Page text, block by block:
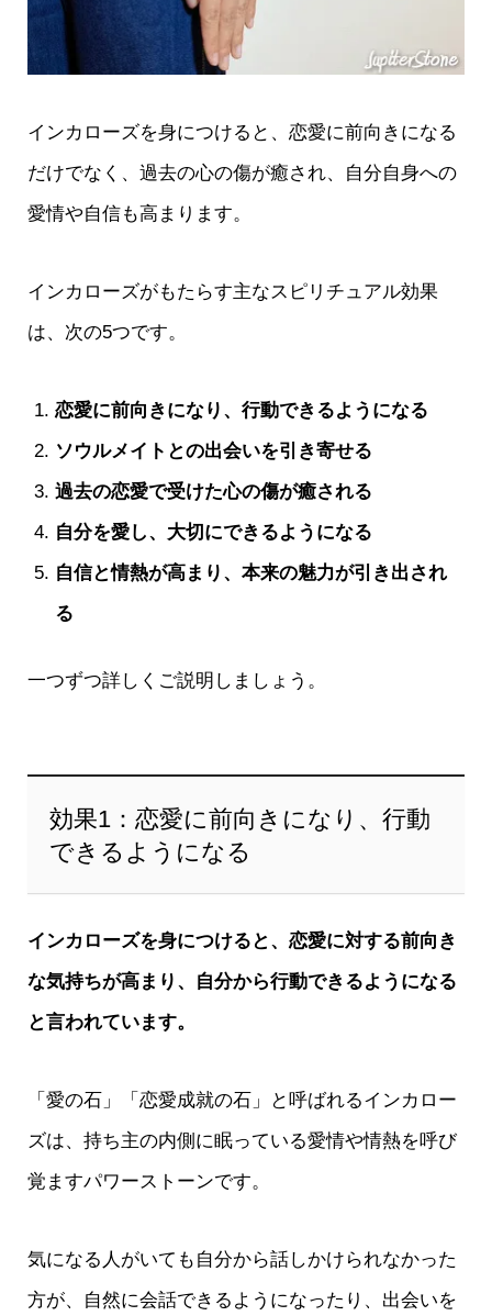
インカローズを身につけると、恋愛に前向きになる
だけでなく、過去の心の傷が癒され、自分自身への
愛情や自信も高まります。
インカローズがもたらす主なスピリチュアル効果
は、次の5つです。
恋愛に前向きになり、行動できるようになる
ソウルメイトとの出会いを引き寄せる
過去の恋愛で受けた心の傷が癒される
自分を愛し、大切にできるようになる
自信と情熱が高まり、本来の魅力が引き出され
る
一つずつ詳しくご説明しましょう。
効果1：恋愛に前向きになり、行動
できるようになる
インカローズを身につけると、恋愛に対する前向き
な気持ちが高まり、自分から行動できるようになる
と言われています。
「愛の石」「恋愛成就の石」と呼ばれるインカロー
ズは、持ち主の内側に眠っている愛情や情熱を呼び
覚ますパワーストーンです。
気になる人がいても自分から話しかけられなかった
方が、自然に会話できるようになったり、出会いを